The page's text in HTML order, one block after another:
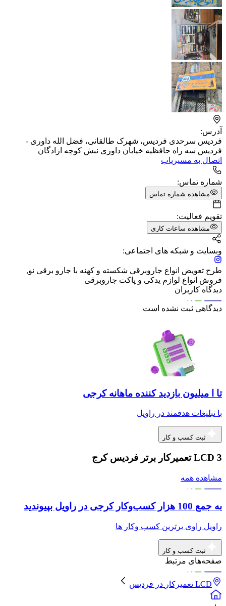
آدرس:
فردیس سرحدی فردیس، شهرک طالقانی، فضل الله داوری -
فردیس سه راه حافظیه خیابان داوری نبش کوچه ازادگان
اتصال به مسیریاب
شماره تماس:
مشاهده شماره تماس
تقویم فعالیت:
مشاهده ساعات کاری
وبسایت و شبکه های اجتماعی:
طرح تعویض انواع جاروبرقی شکسته و کهنه با جارو برقی نو,
فروش انواع لوازم یدکی و پاکت جاروبرقی
دیدگاه کاربران
دیدگاهی ثبت نشده است
تا ا میلیون بازدید کننده ماهانه کرجی
با تبلیغات هدفمند در راویل
ثبت کسب و کار
3 LCD تعمیرکار برتر فردیس کرج
مشاهده همه
به جمع 100 هزار کسب‌وکار کرجی در راویل بپیوندید
راویل راوی برترین کسب وکار ها
ثبت کسب و کار
صفحه‌های مرتبط
LCD تعمیرکار در فردیس